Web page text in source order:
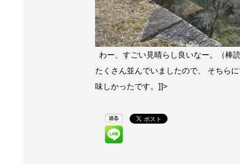
わー、すごい見晴らし良いなー。（棒
たくさん並んでいましたので、 そちら
味しかったです。]]>